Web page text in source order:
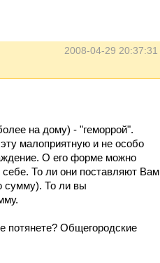
2008-04-29 20:37:31
на дому) - "геморрой".
малоприятную и не особо
О его форме можно
То ли они поставляют Вам
сумму). То ли вы
потянете? Общегородские